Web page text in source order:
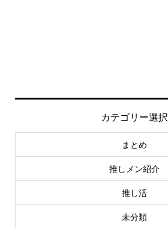
カテゴリー選択
まとめ
推しメン紹介
推し活
未分類